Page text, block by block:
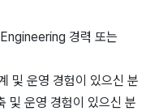
경력 또는
및 운영 경험이 있으신 분
운영 경험이 있으신 분